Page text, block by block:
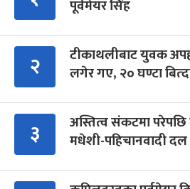
पूर्वमेयर सिंह
२
टीकाथलीबाट युवक
लगेर गए, २० घण्टा
३
अस्तित्व संकटमा परेपछि
मधेशी-पहिचानवादी दल